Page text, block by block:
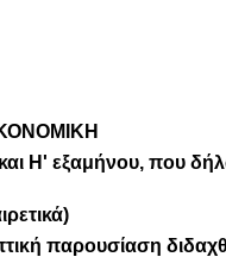
και Η' εξαμήνου, που
παρουσίαση